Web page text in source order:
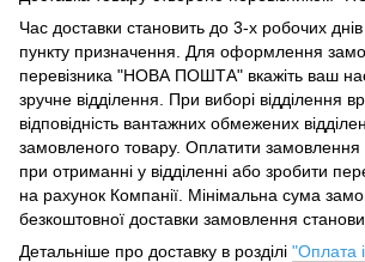
Час доставки становить до 3-х робочих днів
пункту призначення. Для оформлення
перевізника "НОВА ПОШТА" вкажіть ваш
зручне відділення.
При виборі відділення
відповідність вантажних обмежених
замовленого товару. Оплатити
при отриманні у відділенні або зробити
на рахунок Компанії. Мінімальна сума
безкоштовної доставки замовлення
Детальніше про доставку в розділі "Оплата